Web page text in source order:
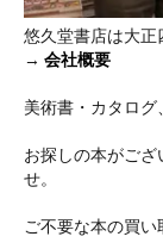
悠久堂書店は大正
→ 会社概要
美術書・カタログ
お探しの本がご
せ。
ご不要な本の買い